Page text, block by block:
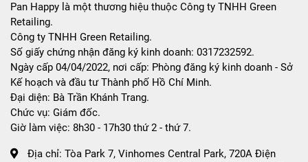
Pan Happy là một thương hiệu thuộc Công ty TNHH Green
Retailing.
Công ty TNHH Green Retailing.
Số giấy chứng nhận đăng ký kinh doanh: 0317232592.
Ngày cấp 04/04/2022, nơi cấp: Phòng đăng ký kinh doanh - Sở
Kế hoạch và đầu tư Thành phố Hồ Chí Minh.
Đại diện: Bà Trần Khánh Trang.
Chức vụ: Giám đốc.
Giờ làm việc: 8h30 - 17h30 thứ 2 - thứ 7.
Địa chỉ: Tòa Park 7, Vinhomes Central Park, 720A Điện